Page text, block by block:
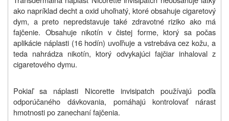
ako napríklad decht a oxid uhoľnatý, ktoré obsahuje cigaretový
dym, a preto nepredstavuje také zdravotné riziko ako má
fajčenie. Obsahuje nikotín v čistej forme, ktorý sa počas
aplikácie náplasti (16 hodín) uvoľňuje a vstrebáva cez kožu, a
teda nahrádza nikotín, ktorý odvykajúci fajčiar inhaloval z
cigaretového dymu.
Pokiaľ sa náplasti Nicorette invisipatch používajú podľa
odporúčaného dávkovania, pomáhajú kontrolovať nárast
hmotnosti po zanechaní fajčenia.